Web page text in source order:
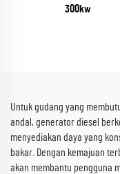
300kw
Untuk gudang yang
andal, generator diesel
menyediakan daya yang
bakar. Dengan kemajuan
akan membantu pengguna